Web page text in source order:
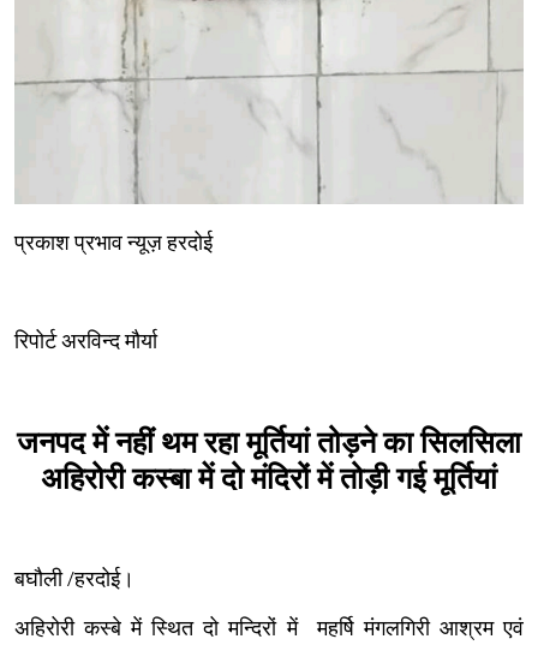
प्रकाश प्रभाव न्यूज़ हरदोई
रिपोर्ट अरविन्द मौर्या
जनपद में नहीं थम रहा मूर्तियां तोड़ने का सिलसिला
अहिरोरी कस्बा में दो मंदिरों में तोड़ी गई मूर्तियां
बघौली /हरदोई।
अहिरोरी कस्बे में स्थित दो मन्दिरों में महर्षि मंगलगिरी आश्रम एवं